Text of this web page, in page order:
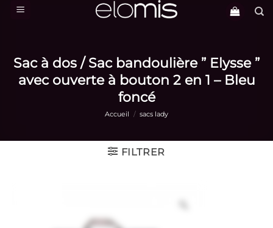
Passer
Sac à dos / Sac bandoulière ” Elysse ”
avec ouverte à bouton 2 en 1 – Bleu
foncé
Accueil / sacs lady
FILTRER